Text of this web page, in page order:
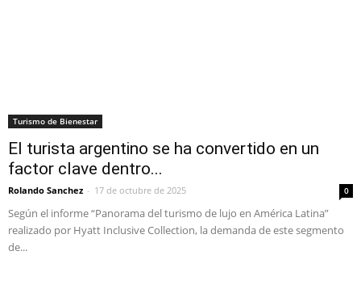
Turismo de Bienestar
El turista argentino se ha convertido en un
factor clave dentro...
Rolando Sanchez - 17 de octubre de 2025 0
Según el informe “Panorama del turismo de lujo en América Latina”
realizado por Hyatt Inclusive Collection, la demanda de este segmento
de...